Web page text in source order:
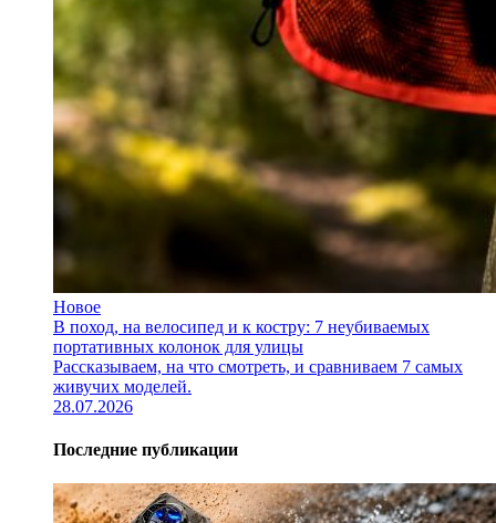
Новое
В поход, на велосипед и к костру: 7 неубиваемых
портативных колонок для улицы
Рассказываем, на что смотреть, и сравниваем 7 самых
живучих моделей.
28.07.2026
Последние публикации